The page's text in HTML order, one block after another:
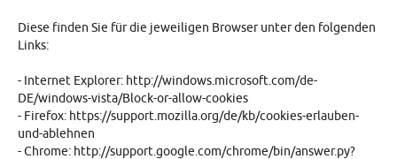
Diese finden Sie für die jeweiligen Browser unter den folgenden
Links:
- Internet Explorer: http://windows.microsoft.com/de-
DE/windows-vista/Block-or-allow-cookies
- Firefox: https://support.mozilla.org/de/kb/cookies-erlauben-
und-ablehnen
- Chrome: http://support.google.com/chrome/bin/answer.py?